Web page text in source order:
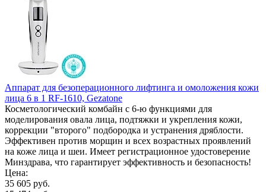
Аппарат для безоперационного лифтинга и омоложения кожи
лица 6 в 1 RF-1610, Gezatone
Косметологический комбайн с 6-ю функциями для
моделирования овала лица, подтяжки и укрепления кожи,
коррекции "второго" подбородка и устранения дряблости.
Эффективен против морщин и всех возрастных проявлений
на коже лица и шеи. Имеет регистрационное удостоверение
Минздрава, что гарантирует эффективность и безопасность!
Цена:
35 605 руб.